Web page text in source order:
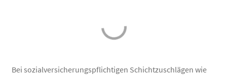
Bei sozialversicherungspflichtigen Schichtzuschlägen wie